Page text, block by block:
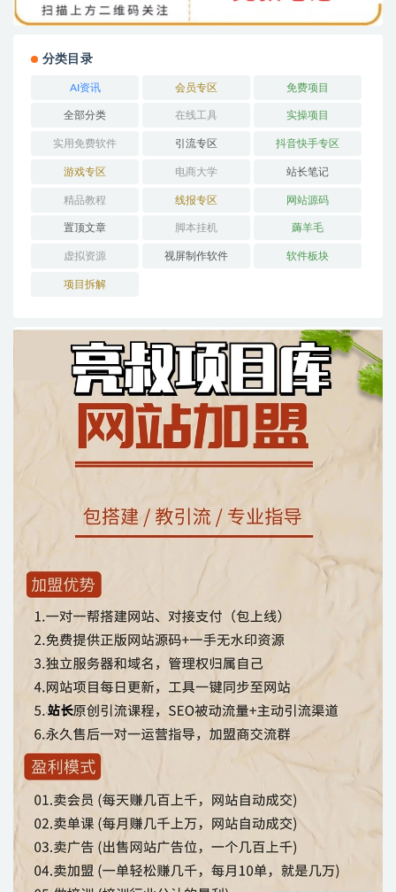
分类目录
AI资讯 会员专区 免费项目
全部分类 在线工具 实操项目
实用免费软件 引流专区 抖音快手专区
游戏专区 电商大学 站长笔记
精品教程 线报专区 网站源码
置顶文章 脚本挂机 薅羊毛
虚拟资源 视屏制作软件 软件板块
项目拆解